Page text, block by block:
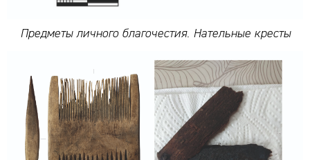
Предметы личного благочестия. Нательные кресты